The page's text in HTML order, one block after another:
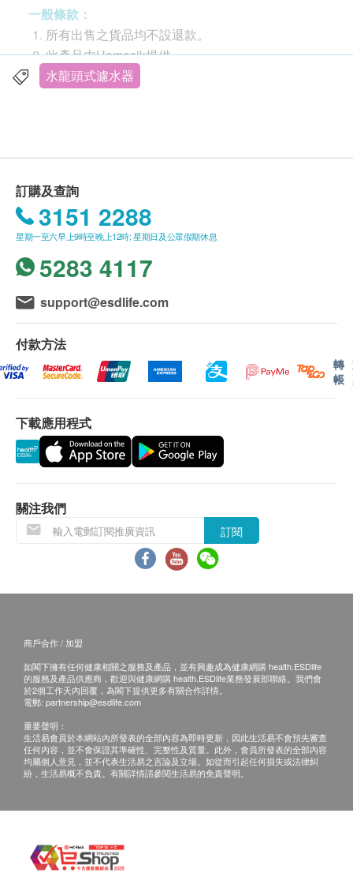
關節和防腐蝕的深度拉伸成型過程。360°旋轉水龍頭
設計可讓您從任何方向獲得乾淨水。
1200公升使用壽命更長且流量穩定: 水龍頭濾水器提
供1200升的乾淨過濾水,可使用長達3個月。具備
插入使用。
此產品包含 : 水龍頭過濾器1個, 濾芯1個, 水龍頭轉接
器2個.
NSF標準42認證:
https://info.nsf.org/Certified/DWTU/Listings.asp?
Company=C0145653&Standard=042
NSF標準372認證:
Company=C0145653&Standard=372-DWTU
注意:
不適用於拉出式、手持式、噴霧式水龍頭或帶感應器
的水龍頭。
-購買前, 請確認產品是否適合您的水龍頭。
-濾芯更換週期約為3個月，視水質狀況的污染程度有
更改，恕不另行通知。
一般條款：
所有出售之貨品均不設退款。
此產品由Homesik提供。
如有任何爭議，Homesik Hong Kong及健康生活
運費。
我們將於確定訂單後3 - 6個工作天內安排發貨。
不排除運送時間會因節日而有所影響。當八號烈風
訊號懸掛或黑色暴雨警告生效時，送貨服務時間將
會延遲。
所有訂單須視乎相關貨品的供應情況再作最後確
認。倘若生活易未能提供任何訂單上的貨品，生活
易有權拒絕接受該訂單，並且會於送貨前透過電話
或電郵通知顧客再作安排。
當顧客收取已訂購之貨品時，有責任檢查貨品是否
有損毀情況，一經確認簽收，恕不接受退換。
退換產品必須包裝完整，如退換之產品有任何殘缺
如有其他損壞或遺漏查詢，顧客必須保留有效收據
正本，並於送貨後3個工作天內按下列方式聯絡
Homesik Hong Kong 客戶服務部跟進。
電郵: info@homesikhk.com
水龍頭式濾水器
訂購及查詢
3151 2288
星期一至六早上9時至晚上12時; 星期日及公眾假期休息
5283 4117
support@esdlife.com
付款方法
轉
帳
下載應用程式
關注我們
訂閱
商戶合作 / 加盟
如閣下擁有任何健康相關之服務及產品，並有興趣成為健康網購 health.ESDlife
的服務及產品供應商，歡迎與健康網購 health.ESDlife業務發展部聯絡。我們會
於2個工作天內回覆，為閣下提供更多有關合作詳情。
電郵: partnership@esdlife.com
重要聲明：
生活易會員於本網站內所發表的全部內容為即時更新，因此生活易不會預先審查
任何內容，並不會保證其準確性、完整性及質量。此外，會員所發表的全部內容
均屬個人意見，並不代表生活易之言論及立場。如從而引起任何損失或法律糾
紛，生活易概不負責。有關詳情請參閱生活易的免責聲明。